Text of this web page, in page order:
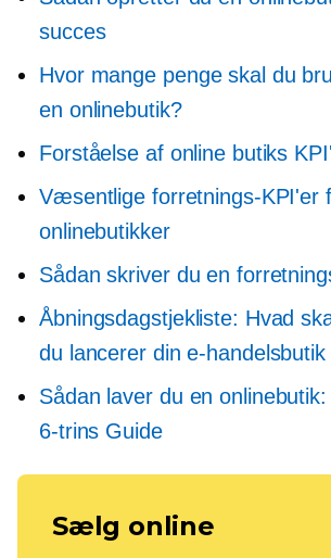
succes
Hvor mange penge skal du
en onlinebutik?
Forståelse af online butiks
Væsentlige forretnings-KPI'er
onlinebutikker
Sådan skriver du en
Åbningsdagstjekliste: Hvad
du lancerer din e-handelsbutik
Sådan laver du en onlinebutik:
6-trins Guide
Sælg online